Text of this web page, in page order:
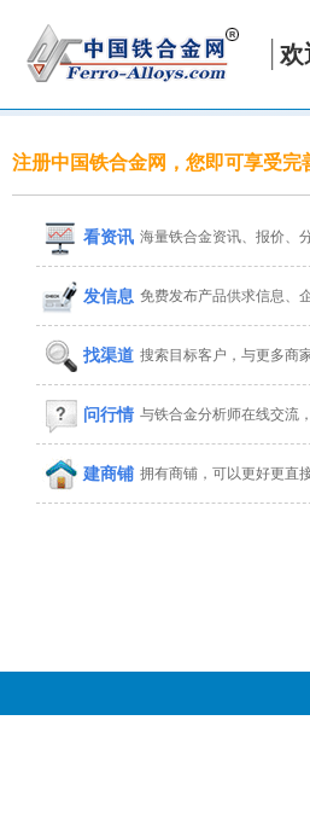
欢
注册中国铁合金网，您即可享受完
看资讯 海量铁合金资讯、报价、
发信息 免费发布产品供求信息、
找渠道 搜索目标客户，与更多商
问行情 与铁合金分析师在线交流
建商铺 拥有商铺，可以更好更直